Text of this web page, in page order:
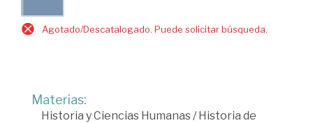
Agotado/Descatalogado. Puede solicitar búsqueda.
Materias:
Historia y Ciencias Humanas /Historia de